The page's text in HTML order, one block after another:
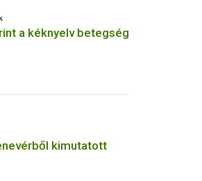
a kéknyelv betegség
kimutatott